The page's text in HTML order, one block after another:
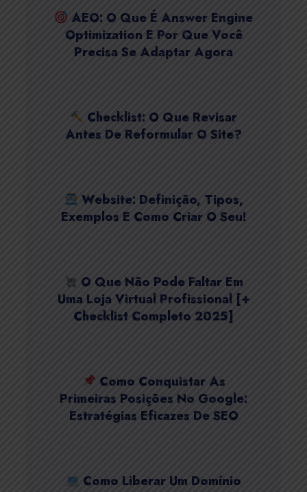
AEO: O Que É Answer Engine
Optimization E Por Que Você
Precisa Se Adaptar Agora
Checklist: O Que Revisar
Antes De Reformular O Site?
Website: Definição, Tipos,
Exemplos E Como Criar O Seu!
O Que Não Pode Faltar Em
Uma Loja Virtual Profissional [+
Checklist Completo 2025]
Como Conquistar As
Primeiras Posições No Google:
Estratégias Eficazes De SEO
Como Liberar Um Domínio